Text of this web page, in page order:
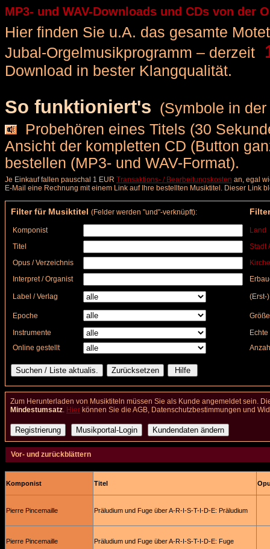
MP3- und WAV-Downloads und CDs von der
Hier finden Sie u.A. das gesamte
Jubal-Orgelmusikprogramm – derzeit
Download in bester Klangqualität.
So funktioniert's (Symbole in
Probehören eines Titels (30
Ansicht der kompletten CD (Button
bestellen (MP3- und WAV-Format).
Je Einkauf fallen pauschal 1 EUR Transaktions- / Bearbeitungskosten an, egal
E-Mail eine Rechnung mit einem Link auf Ihre bestellten Musiktitel. Dieser
Filter für Musiktitel (Felder werden "und"-verknüpft):
Komponist
Land
Titel
Stadt
Opus / Verzeichnis
Interpret / Organist
Label / Verlag (Erst-
Epoche
Instrumente
Online gestellt
Zum Herunterladen von Musiktiteln müssen Sie als Kunde angemeldet sein.
Mindestumsatz. Hier können Sie die AGB, Datenschutzbestimmungen und
Vor- und zurückblättern
Komponist Titel
Pierre Pincemaille Präludium und Fuge über A-R-I-S-T-I-D-E: Präludium
Pierre Pincemaille Präludium und Fuge über A-R-I-S-T-I-D-E: Fuge